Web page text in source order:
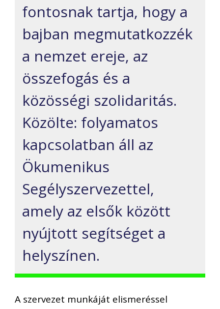
fontosnak tartja, hogy a
bajban megmutatkozzék
a nemzet ereje, az
összefogás és a
közösségi szolidaritás.
Közölte: folyamatos
kapcsolatban áll az
Ökumenikus
Segélyszervezettel,
amely az elsők között
nyújtott segítséget a
helyszínen.
A szervezet munkáját elismeréssel